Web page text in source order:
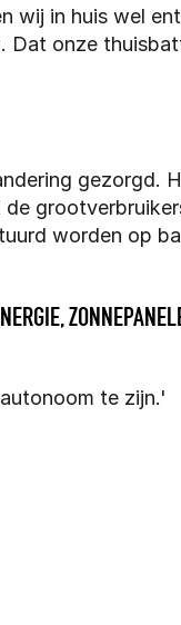
wij in huis wel
Dat onze
gezorgd.
worden op
te zijn.'